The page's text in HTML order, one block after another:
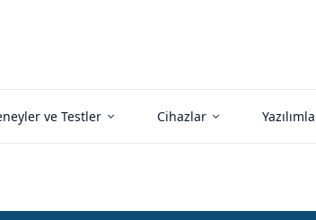
ve Testler Cihazlar